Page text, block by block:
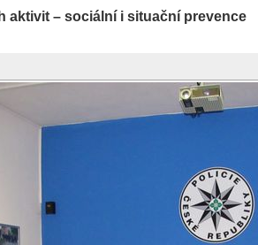
aktivit – sociální i situační prevence